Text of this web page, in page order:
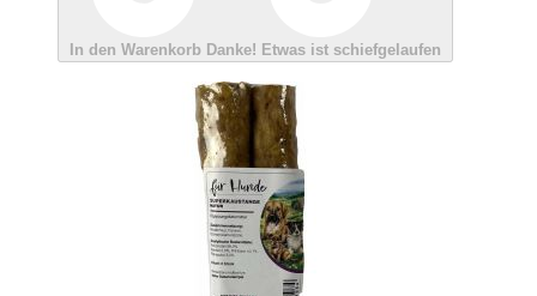
In den Warenkorb Danke! Etwas ist schiefgelaufen